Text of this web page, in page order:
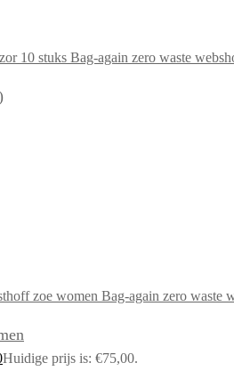
Huidige prijs is: €75,00.